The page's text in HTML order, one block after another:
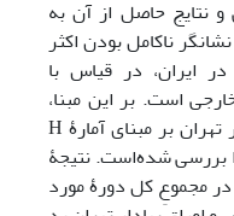
و نتایج حاصل از آن به
ناکامل بودن اکثر
ایران، در قیاس با
است. بر این مبنا،
کارایی ضعیف بورس و اوراق بهادار تهران بر مبنای آمارۀ H
بررسی شده‌است. نتیجۀ
مجموعِ کل دورۀ مورد